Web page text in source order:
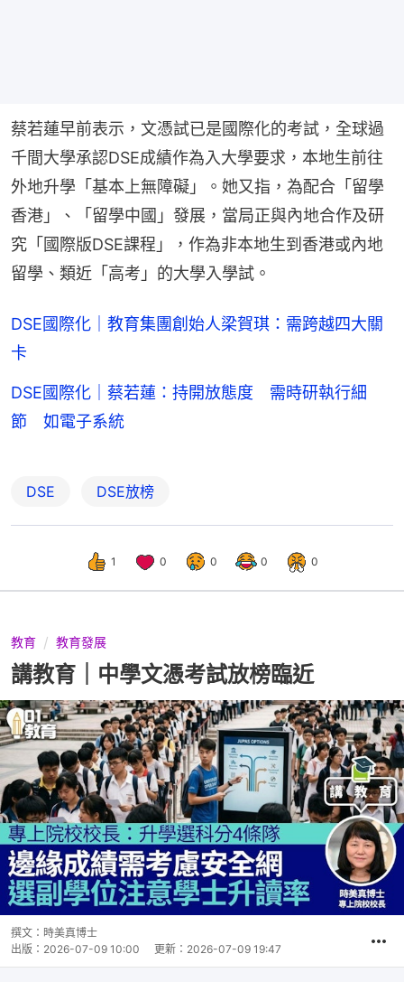
蔡若蓮早前表示，文憑試已是國際化的考試，全球過
千間大學承認DSE成績作為入大學要求，本地生前往
外地升學「基本上無障礙」。她又指，為配合「留學
香港」、「留學中國」發展，當局正與內地合作及研
究「國際版DSE課程」，作為非本地生到香港或內地
留學、類近「高考」的大學入學試。
DSE國際化｜教育集團創始人梁賀琪：需跨越四大關
卡
DSE國際化｜蔡若蓮：持開放態度 需時研執行細
節 如電子系統
DSE DSE放榜
1 0 0 0 0
教育 教育發展
講教育｜中學文憑考試放榜臨近
撰文： 時美真博士
出版： 2026-07-09 10:00 更新： 2026-07-09 19:47